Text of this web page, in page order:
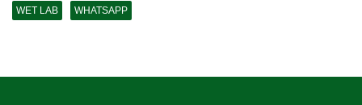
WET LAB WHATSAPP